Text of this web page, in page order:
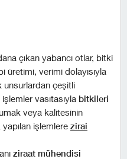
çıkan yabancı otlar, bitki
üretimi, verimi dolayısıyla
unsurlardan çeşitli
vasıtasıyla bitkileri
veya kalitesinin
işlemlere zirai
ziraat mühendisi